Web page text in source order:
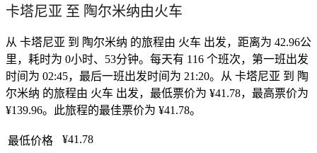
卡塔尼亚 至 陶尔米纳由火车
从 卡塔尼亚 到 陶尔米纳 的旅程由 火车 出发，距离为 42.96公
里，耗时为 0小时、53分钟。每天有 116 个班次，第一班出发
时间为 02:45，最后一班出发时间为 21:20。从 卡塔尼亚 到 陶
尔米纳 的旅程由 火车 出发，最低票价为 ¥41.78，最高票价为
¥139.96。此旅程的最佳票价为 ¥41.78。
最低价格
¥41.78